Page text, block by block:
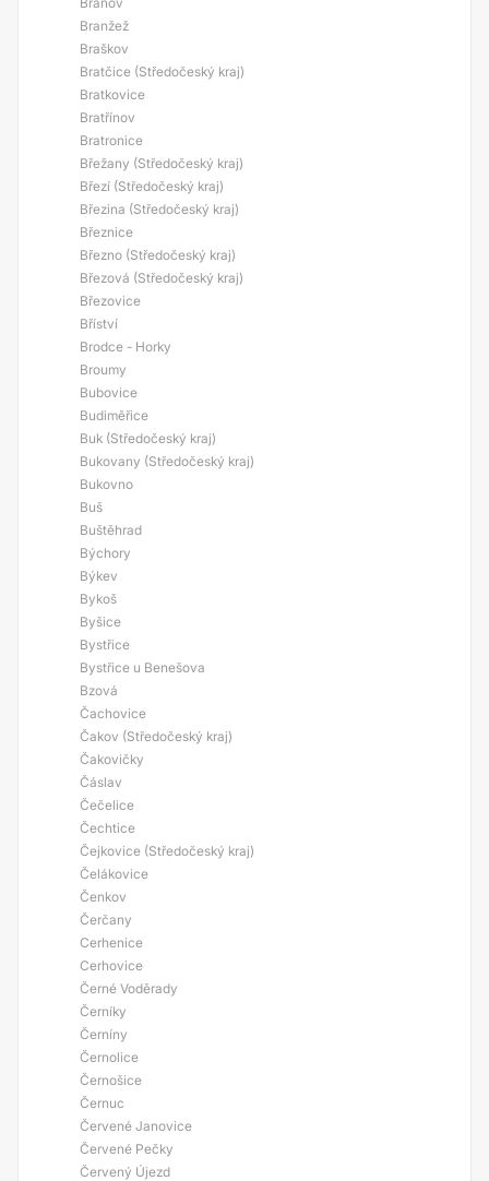
Branžež
Braškov
Bratčice (Středočeský kraj)
Bratkovice
Bratřínov
Bratronice
Břežany (Středočeský kraj)
Březí (Středočeský kraj)
Březina (Středočeský kraj)
Březnice
Březno (Středočeský kraj)
Březová (Středočeský kraj)
Březovice
Bříství
Brodce - Horky
Broumy
Bubovice
Budiměřice
Buk (Středočeský kraj)
Bukovany (Středočeský kraj)
Bukovno
Buš
Buštěhrad
Býchory
Býkev
Bykoš
Byšice
Bystřice
Bystřice u Benešova
Bzová
Čachovice
Čakov (Středočeský kraj)
Čakovičky
Čáslav
Čečelice
Čechtice
Čejkovice (Středočeský kraj)
Čelákovice
Čenkov
Čerčany
Cerhenice
Cerhovice
Černé Voděrady
Černíky
Černíny
Černolice
Černošice
Černuc
Červené Janovice
Červené Pečky
Červený Újezd